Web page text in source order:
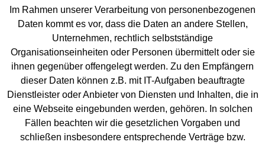
Im Rahmen unserer Verarbeitung von personenbezogenen
Daten kommt es vor, dass die Daten an andere Stellen,
Unternehmen, rechtlich selbstständige
Organisationseinheiten oder Personen übermittelt oder sie
ihnen gegenüber offengelegt werden. Zu den Empfängern
dieser Daten können z.B. mit IT-Aufgaben beauftragte
Dienstleister oder Anbieter von Diensten und Inhalten, die in
eine Webseite eingebunden werden, gehören. In solchen
Fällen beachten wir die gesetzlichen Vorgaben und
schließen insbesondere entsprechende Verträge bzw.